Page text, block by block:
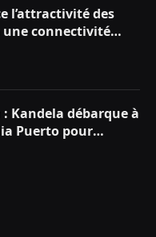
l’attractivité des
une connectivité
de Ryanair
Kandela débarque à
Puerto pour
Malibu